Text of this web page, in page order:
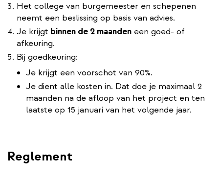
Het college van burgemeester en schepenen
neemt een beslissing op basis van advies.
Je krijgt binnen de 2 maanden een goed- of
afkeuring.
Bij goedkeuring:
Je krijgt een voorschot van 90%.
Je dient alle kosten in. Dat doe je maximaal 2
maanden na de afloop van het project en ten
laatste op 15 januari van het volgende jaar.
Reglement